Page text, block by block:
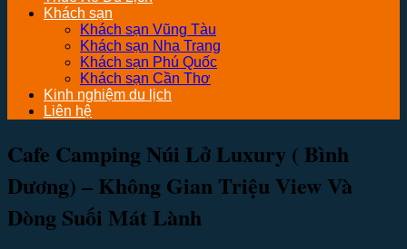
Khách sạn
Khách sạn Vũng Tàu
Khách sạn Nha Trang
Khách sạn Phú Quốc
Khách sạn Cần Thơ
Kinh nghiệm du lịch
Liên hệ
Cafe Camping Núi Lở Luxury ( Bình
Dương) – Không Gian Triệu View Và
Dòng Suối Mát Lành